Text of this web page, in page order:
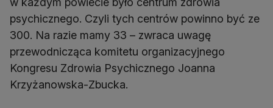
psychicznego. Czyli tych centrów powinno być ze
300. Na razie mamy 33 – zwraca uwagę
przewodnicząca komitetu organizacyjnego
Kongresu Zdrowia Psychicznego Joanna
Krzyżanowska-Zbucka.